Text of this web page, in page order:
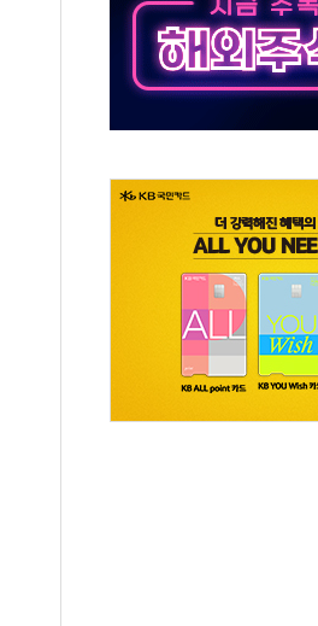
석유·가스주 올랐지만 빈그룹이 상쇄
총수요 104.3GW 기록
위기 고조되는 또 다른 중동 화약고